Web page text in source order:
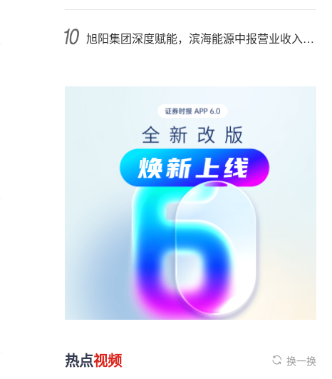
旭阳集团深度赋能，滨海能源中报营业收入增长78.54%
热点视频 换一换